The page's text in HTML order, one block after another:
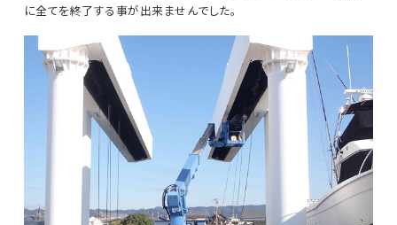
に全てを終了する事が出来ませんでした。